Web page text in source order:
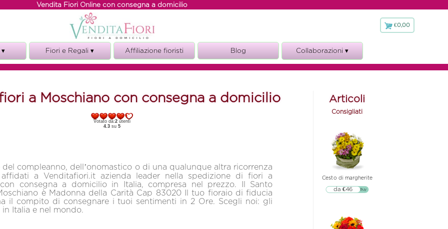
Vendita Fiori Online con consegna a domicilio
€0,00
€0,00
Fiori e Regali ▾
Fiori e Regali
Affiliazione fioristi Blog Collaborazioni ▾
a Moschiano con consegna a domicilio
Votato da:2 utenti
4.3 su 5
del compleanno, dell’onomastico o di una qualunque altra ricorrenza
affidati a Venditafiori.it azienda leader nella spedizione di fiori a
con consegna a domicilio in Italia, compresa nel prezzo. Il Santo
è Madonna della Carità Cap 83020 Il tuo fioraio di fiducia
il compito di consegnare i tuoi sentimenti in 2 Ore. Scegli noi: gli
Italia e nel mondo.
Articoli
Consigliati
Cesto di margherite
▷▷ Buy
da €46